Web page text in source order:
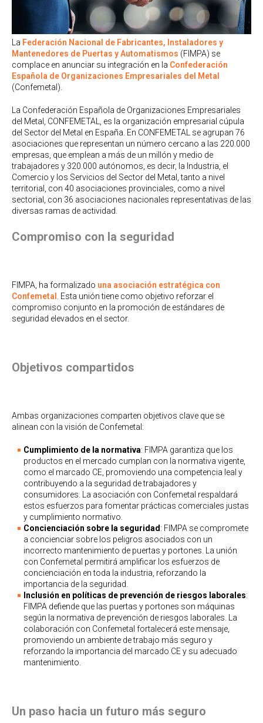
La Federación Nacional de Fabricantes, Instaladores y
Mantenedores de Puertas y Automatismos (FIMPA) se
complace en anunciar su integración en la Confederación
Española de Organizaciones Empresariales del Metal
(Confemetal).
La Confederación Española de Organizaciones Empresariales
del Metal, CONFEMETAL, es la organización empresarial cúpula
del Sector del Metal en España. En CONFEMETAL se agrupan 76
asociaciones que representan un número cercano a las 220.000
empresas, que emplean a más de un millón y medio de
trabajadores y 320.000 autónomos, es decir, la Industria, el
Comercio y los Servicios del Sector del Metal, tanto a nivel
territorial, con 40 asociaciones provinciales, como a nivel
sectorial, con 36 asociaciones nacionales representativas de las
diversas ramas de actividad.
Compromiso con la seguridad
FIMPA, ha formalizado una asociación estratégica con
Confemetal
. Esta unión tiene como objetivo reforzar el
compromiso conjunto en la promoción de estándares de
seguridad elevados en el sector.
Objetivos compartidos
Ambas organizaciones comparten objetivos clave que se
alinean con la visión de Confemetal:
Cumplimiento de la normativa: FIMPA garantiza que los
productos en el mercado cumplan con la normativa vigente,
como el marcado CE, promoviendo una competencia leal y
contribuyendo a la seguridad de trabajadores y
consumidores. La asociación con Confemetal respaldará
estos esfuerzos para fomentar prácticas comerciales justas
y cumplimiento normativo.
Concienciación sobre la seguridad : FIMPA se compromete
a concienciar sobre los peligros asociados con un
incorrecto mantenimiento de puertas y portones. La unión
con Confemetal permitirá amplificar los esfuerzos de
concienciación en toda la industria, reforzando la
importancia de la seguridad.
Inclusión en políticas de prevención de riesgos laborales:
FIMPA defiende que las puertas y portones son máquinas
según la normativa de prevención de riesgos laborales. La
colaboración con Confemetal fortalecerá este mensaje,
promoviendo un ambiente de trabajo más seguro y
reforzando la importancia del marcado CE y su adecuado
mantenimiento.
Un paso hacia un futuro más seguro